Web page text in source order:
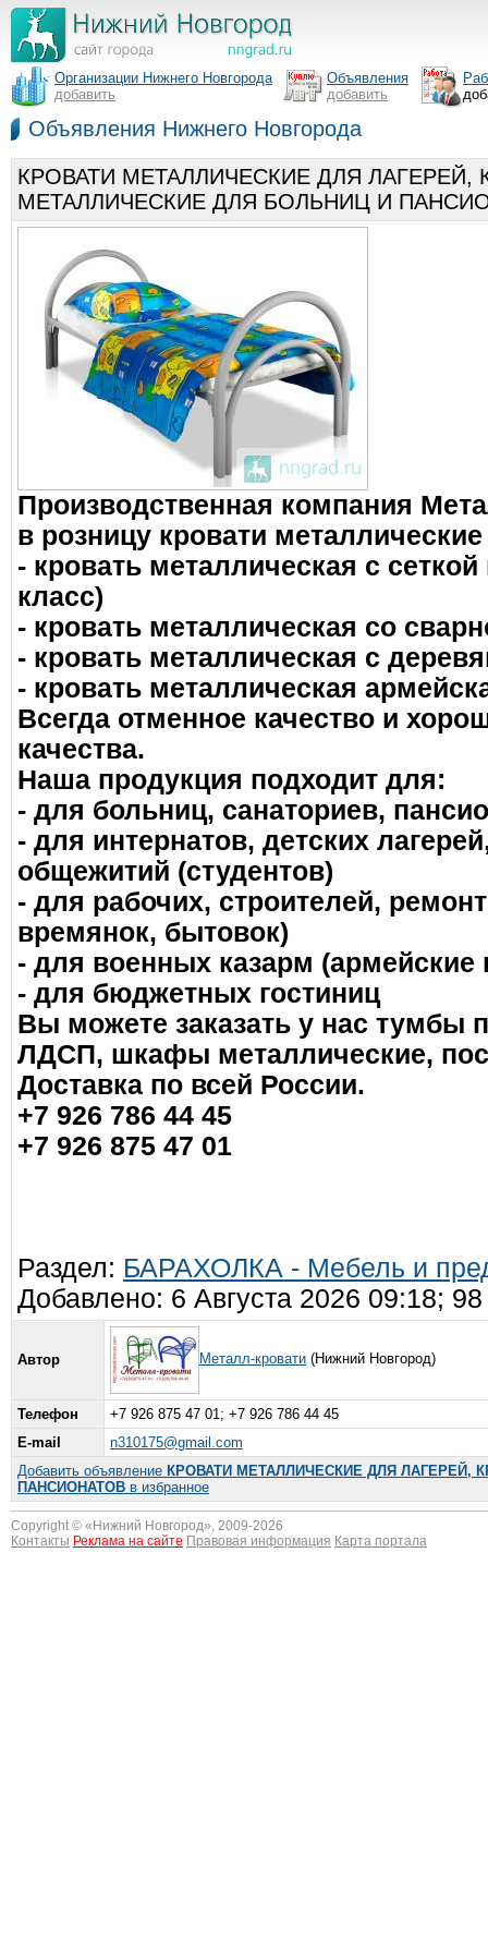
Организации Нижнего Новгорода
добавить
Объявления
добавить
Объявления Нижнего Новгорода
КРОВАТИ МЕТАЛЛИЧЕСКИЕ ДЛЯ
МЕТАЛЛИЧЕСКИЕ ДЛЯ БОЛЬНИЦ И
Производственная компания
в розницу кровати
- кровать металлическая с
класс)
- кровать металлическая со
- кровать металлическая с
- кровать металлическая
Всегда отменное качество и
качества.
Наша продукция подходит для:
- для больниц, санаториев,
- для интернатов, детских
общежитий (студентов)
- для рабочих, строителей,
времянок, бытовок)
- для военных казарм (армейские
- для бюджетных гостиниц
Вы можете заказать у нас тумбы
ЛДСП, шкафы металлические,
Доставка по всей России.
+7 926 786 44 45
+7 926 875 47 01
Раздел: БАРАХОЛКА - Мебель и
Добавлено: 6 Августа 2026 09:18;
Автор Металл-кровати (Нижний Новгород)
Телефон
+7 926 875 47 01; +7 926 786 44 45
E-mail
n310175@gmail.com
Добавить объявление КРОВАТИ МЕТАЛЛИЧЕСКИЕ ДЛЯ ЛАГЕРЕЙ,
ПАНСИОНАТОВ в избранное
Copyright © « Нижний Новгород», 2009-2026
Контакты Реклама на сайте Правовая информация Карта портала